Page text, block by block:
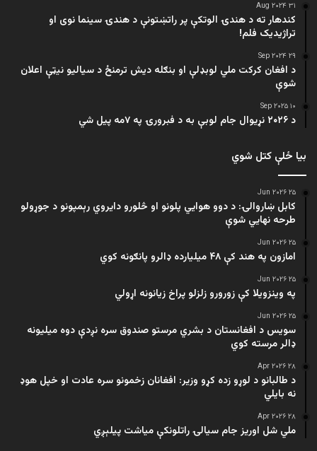
۳۱ Aug ۲۰۲۴
کندهار ته د هندۍ الوتکې پر راتښتونې د هندۍ سینما نوی او
تراژيديک فلم!
۲۹ Sep ۲۰۲۴
د افغان کرکت ملي لوبډلې او بنګله دیش ترمنځ د سیالیو نیټې اعلان
شوې
۱۰ Sep ۲۰۲۵
د ۲۰۲۶ نړیوال جام لوبې به د فبرورۍ په ۷مه پیل شي
بیا ځلې کتل شوي
۲۵ Jun ۲۰۲۶
کابل ښاروالۍ: د دوو هوايي پلونو او څلورو دایروي رېمپونو د جوړولو
طرحه نهایي شوې
۲۵ Jun ۲۰۲۶
امازون په هند کې ۴۸ میلیارده ډالرو پانګونه کوي
۲۵ Jun ۲۰۲۶
په وینزویلا کې زورورو زلزلو پراخ زیانونه اړولي
۲۵ Jun ۲۰۲۶
سویس د افغانستان د بشري مرستو صندوق سره نږدې دوه میلیونه
ډالر مرسته کوي
۲۸ Apr ۲۰۲۶
د طالبانو د لوړو زده کړو وزیر: افغانان زخمونو سره عادت او خپل هوډ
نه بایلي
۲۸ Apr ۲۰۲۶
ملي شل اوریز جام سیالۍ راتلونکې میاشت پیلېږي